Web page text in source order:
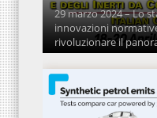
29 marzo 2024 – Lo
innovazioni
rivoluzionare il